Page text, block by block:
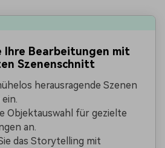
Ihre Bearbeitungen mit
Szenenschnitt
herausragende Szenen
Objektauswahl für gezielte
an.
das Storytelling mit